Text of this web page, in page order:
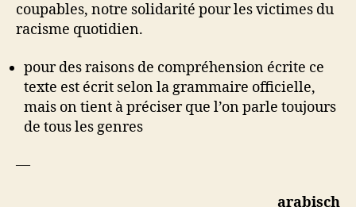
coupables, notre solidarité pour les victimes du
racisme quotidien.
pour des raisons de compréhension écrite ce
texte est écrit selon la grammaire officielle,
mais on tient à préciser que l’on parle toujours
de tous les genres
—
arabisch